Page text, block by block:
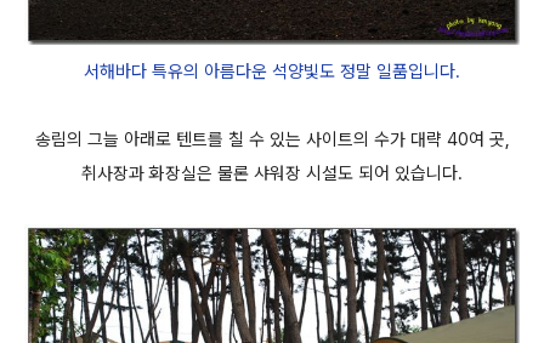
서해바다 특유의 아름다운 석양빛도 정말 일품입니다.
송림의 그늘 아래로 텐트를 칠 수 있는 사이트의 수가 대략 40여 곳,
취사장과 화장실은 물론 샤워장 시설도 되어 있습니다.